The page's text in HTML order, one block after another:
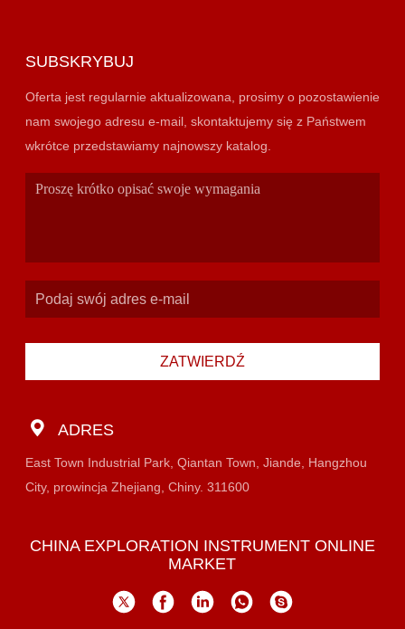
SUBSKRYBUJ
Oferta jest regularnie aktualizowana, prosimy o pozostawienie
nam swojego adresu e-mail, skontaktujemy się z Państwem
wkrótce przedstawiamy najnowszy katalog.
ZATWIERDŹ
ADRES
East Town Industrial Park, Qiantan Town, Jiande, Hangzhou
City, prowincja Zhejiang, Chiny. 311600
CHINA EXPLORATION INSTRUMENT ONLINE
MARKET